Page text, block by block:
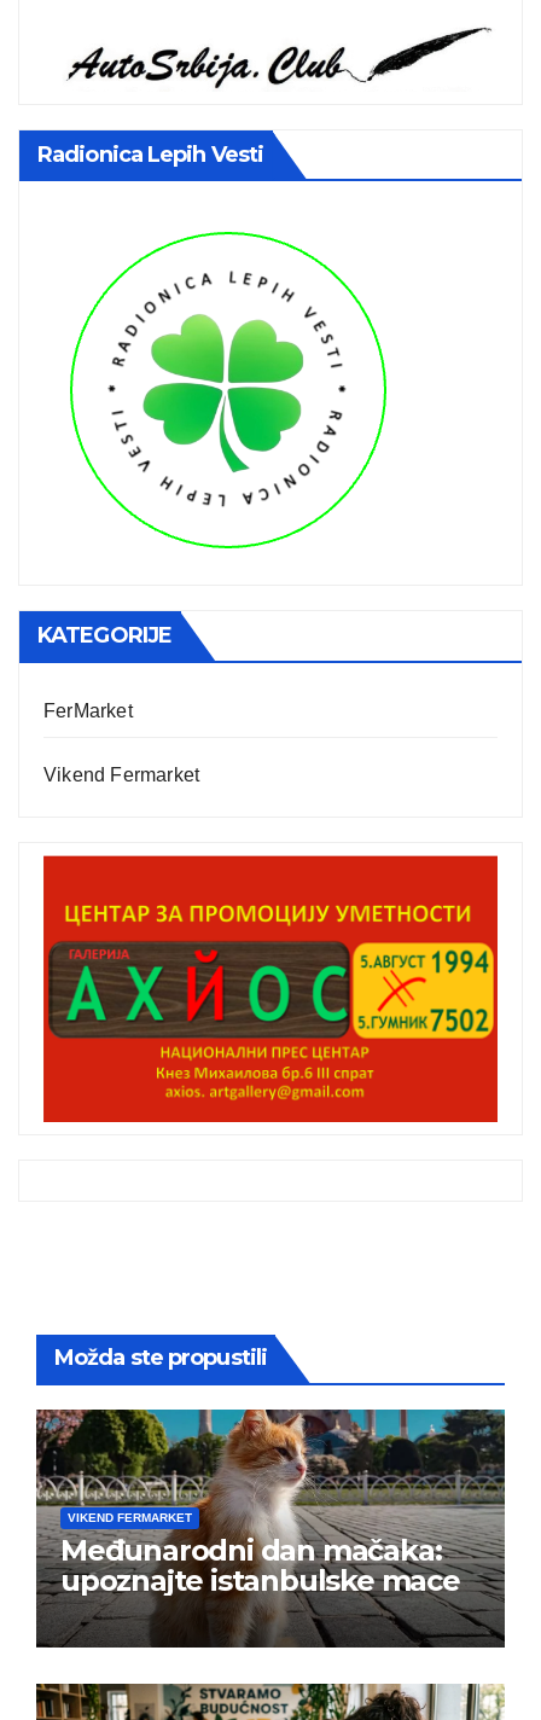
Radionica Lepih Vesti
KATEGORIJE
FerMarket
Vikend Fermarket
Možda ste propustili
VIKEND FERMARKET
Međunarodni dan mačaka:
upoznajte istanbulske mace